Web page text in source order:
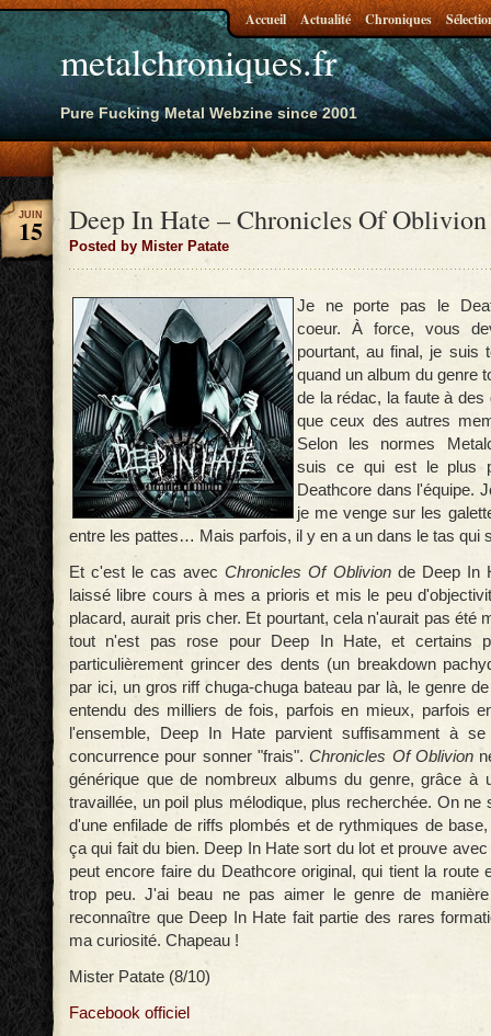
metalchroniques.fr
Pure Fucking Metal Webzine since 2001
Accueil Actualité Chroniques
Deep In Hate – Chronicles Of Oblivion
Posted by Mister Patate
JUIN
15
Je ne porte pas le
coeur. À force, vous
pourtant, au final, je suis
quand un album du genre
de la rédac, la faute à des
que ceux des autres
Selon les normes
suis ce qui est le plus
Deathcore dans l'équipe.
je me venge sur les
entre les pattes… Mais parfois, il y en a un dans le tas qui
Et c'est le cas avecChronicles Of Oblivionde Deep In
laissé libre cours à mes a prioris et mis le peu
placard, aurait pris cher. Et pourtant, cela n'aurait pas été
tout n'est pas rose pour Deep In Hate, et certains
particulièrement grincer des dents (un breakdown
par ici, un gros riff chuga-chuga bateau par là, le genre
entendu des milliers de fois, parfois en mieux, parfois
l'ensemble, Deep In Hate parvient suffisamment à
concurrence pour sonner "frais".Chronicles Of Oblivion
générique que de nombreux albums du genre, grâce à
travaillée, un poil plus mélodique, plus recherchée. On ne
d'une enfilade de riffs plombés et de rythmiques de
ça qui fait du bien. Deep In Hate sort du lot et prouve
peut encore faire du Deathcore original, qui tient la route
trop peu. J'ai beau ne pas aimer le genre de
reconnaître que Deep In Hate fait partie des rares
ma curiosité. Chapeau !
Mister Patate (8/10)
Facebook officiel